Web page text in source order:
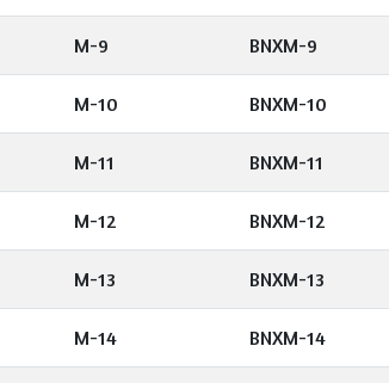
M-9 BNXM-9
M-10 BNXM-10
M-11 BNXM-11
M-12 BNXM-12
M-13 BNXM-13
M-14 BNXM-14